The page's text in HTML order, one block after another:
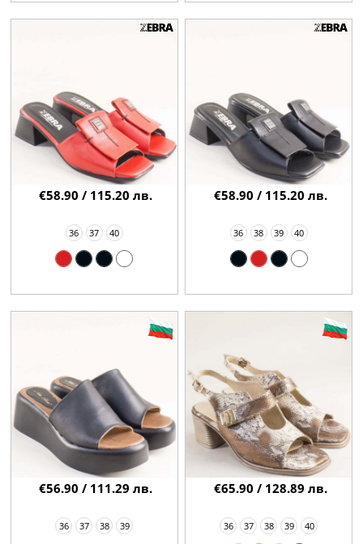
36 37 40
€58.90 / 115.20 лв.
36 38 39 40
€58.90 / 115.20 лв.
36 37 38 39
€56.90 / 111.29 лв.
36 37 38 39 40
€65.90 / 128.89 лв.